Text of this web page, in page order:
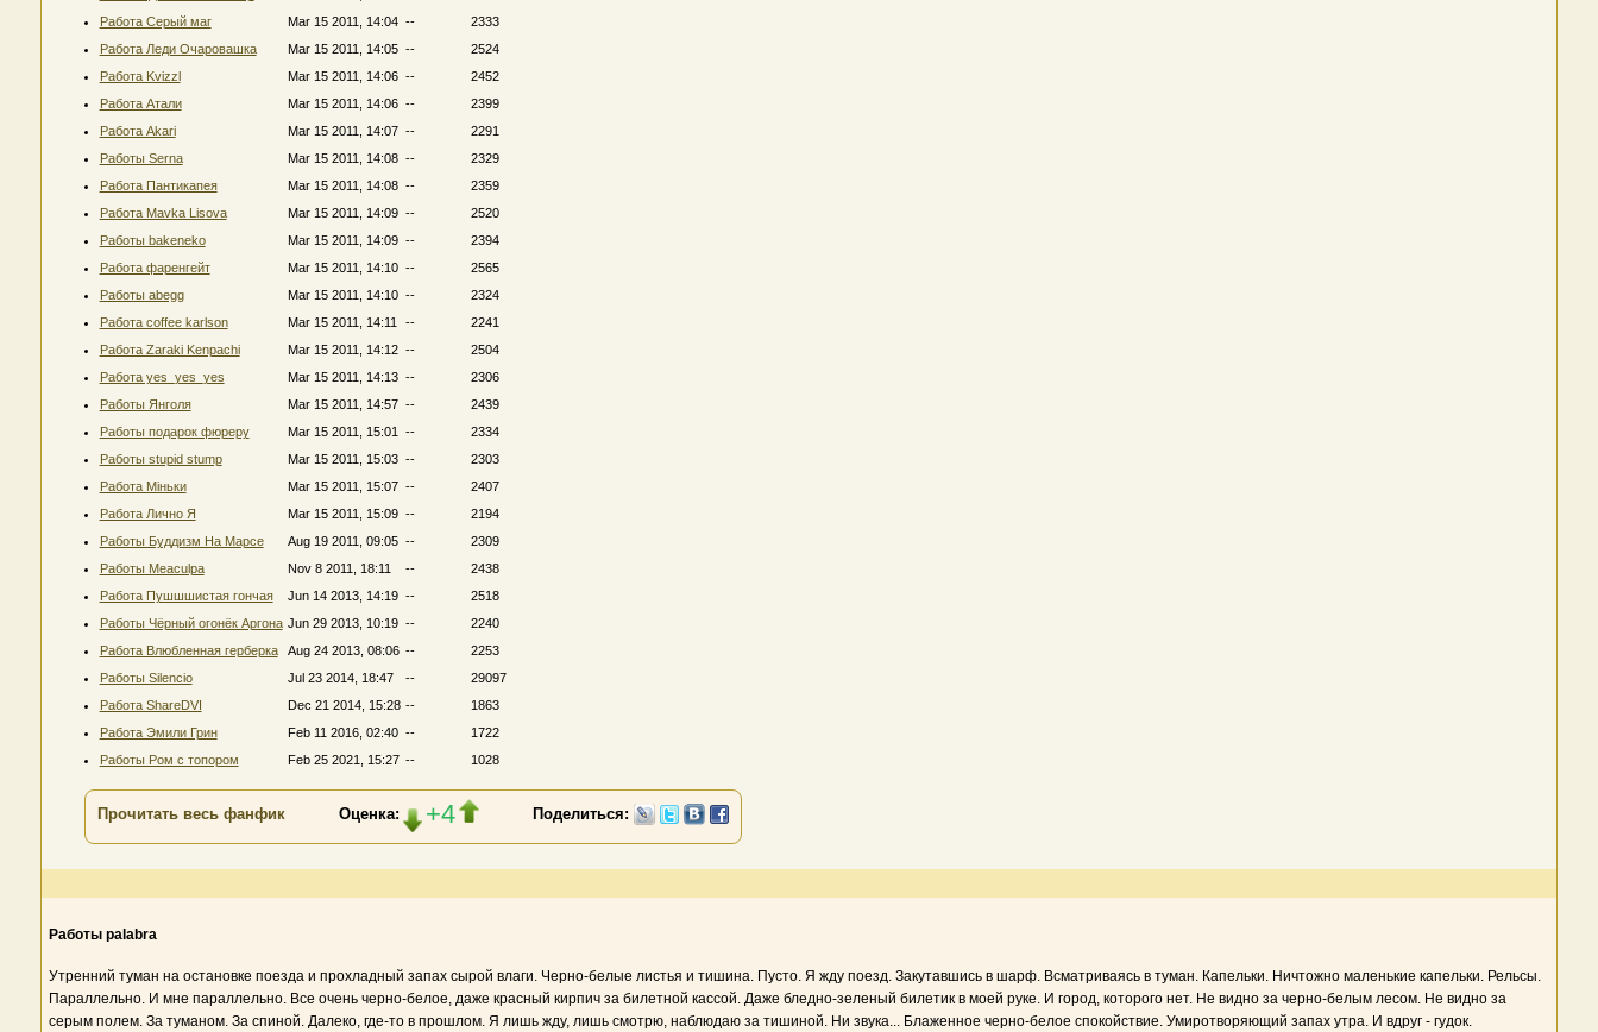
Работа Серый маг
Mar 15 2011, 14:04 --
2333
Работа Леди Очаровашка
Mar 15 2011, 14:05 --
2524
Работа Kvizzl
Mar 15 2011, 14:06 --
2452
Работа Атали
Mar 15 2011, 14:06 --
2399
Работа Akari
Mar 15 2011, 14:07 --
2291
Работы Serna
Mar 15 2011, 14:08 --
2329
Работа Пантикапея
Mar 15 2011, 14:08 --
2359
Работа Mavka Lisova
Mar 15 2011, 14:09 --
2520
Работы bakeneko
Mar 15 2011, 14:09 --
2394
Работа фаренгейт
Mar 15 2011, 14:10 --
2565
Работы abegg
Mar 15 2011, 14:10 --
2324
Работа coffee karlson
Mar 15 2011, 14:11 --
2241
Работа Zaraki Kenpachi
Mar 15 2011, 14:12 --
2504
Работа yes_yes_yes
Mar 15 2011, 14:13 --
2306
Работы Янголя
Mar 15 2011, 14:57 --
2439
Работы подарок фюреру
Mar 15 2011, 15:01 --
2334
Работы stupid stump
Mar 15 2011, 15:03 --
2303
Работа Міньки
Mar 15 2011, 15:07 --
2407
Работа Лично Я
Mar 15 2011, 15:09 --
2194
Работы Буддизм На Марсе
Aug 19 2011, 09:05 --
2309
Работы Meaculpa
Nov 8 2011, 18:11 --
2438
Работа Пушшшистая гончая
Jun 14 2013, 14:19 --
2518
Работы Чёрный огонёк Аргона Jun 29 2013, 10:19 --
2240
Работа Влюбленная герберка
Aug 24 2013, 08:06 --
2253
Работы Silencio
Jul 23 2014, 18:47 --
29097
Работа ShareDVI
Dec 21 2014, 15:28 --
1863
Работа Эмили Грин
Feb 11 2016, 02:40 --
1722
Работы Ром с топором
Feb 25 2021, 15:27 -- 1028
Прочитать весь фанфик Оценка: +4 Поделиться:
Работы palabra
Утренний туман на остановке поезда и прохладный запах сырой влаги. Черно-белые листья и тишина. Пусто. Я жду поезд. Закутавшись в шарф. Всматриваясь в туман. Капельки. Ничтожно маленькие капельки. Рельсы.
Параллельно. И мне параллельно. Все очень черно-белое, даже красный кирпич за билетной кассой. Даже бледно-зеленый билетик в моей руке. И город, которого нет. Не видно за черно-белым лесом. Не видно за
серым полем. За туманом. За спиной. Далеко, где-то в прошлом. Я лишь жду, лишь смотрю, наблюдаю за тишиной. Ни звука... Блаженное черно-белое спокойствие. Умиротворяющий запах утра. И вдруг - гудок.